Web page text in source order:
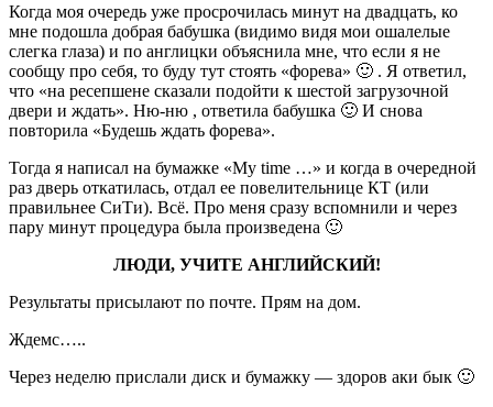
Когда моя очередь уже просрочилась минут на двадцать, ко
мне подошла добрая бабушка (видимо видя мои ошалелые
слегка глаза) и по англицки объяснила мне, что если я не
сообщу про себя, то буду тут стоять «форева» 🙂 . Я ответил,
что «на ресепшене сказали подойти к шестой загрузочной
двери и ждать». Ню-ню , ответила бабушка 🙂 И снова
повторила «Будешь ждать форева».
Тогда я написал на бумажке «My time …» и когда в очередной
раз дверь откатилась, отдал ее повелительнице КТ (или
правильнее СиТи). Всё. Про меня сразу вспомнили и через
пару минут процедура была произведена 🙂
ЛЮДИ, УЧИТЕ АНГЛИЙСКИЙ!
Результаты присылают по почте. Прям на дом.
Ждемс…..
Через неделю прислали диск и бумажку — здоров аки бык 🙂